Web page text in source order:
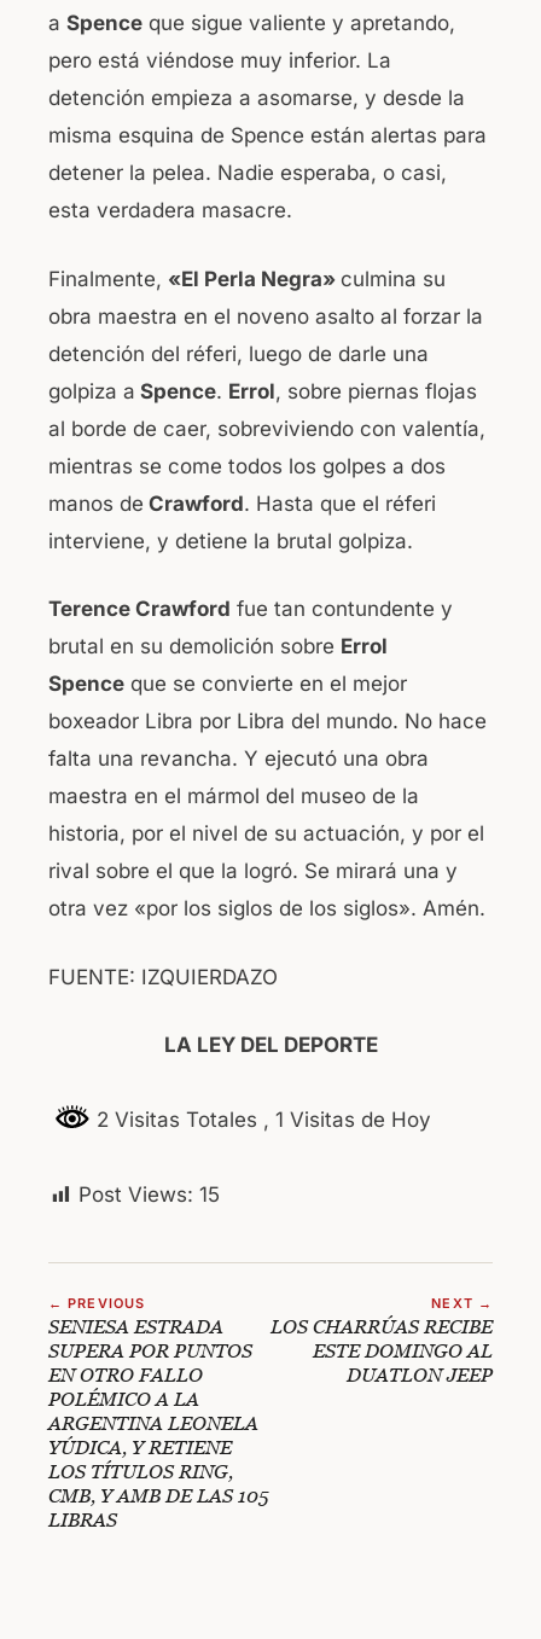
a Spence que sigue valiente y apretando,
pero está viéndose muy inferior. La
detención empieza a asomarse, y desde la
misma esquina de Spence están alertas para
detener la pelea. Nadie esperaba, o casi,
esta verdadera masacre.
Finalmente, «El Perla Negra» culmina su
obra maestra en el noveno asalto al forzar la
detención del réferi, luego de darle una
golpiza a Spence. Errol, sobre piernas flojas
al borde de caer, sobreviviendo con valentía,
mientras se come todos los golpes a dos
manos de Crawford. Hasta que el réferi
interviene, y detiene la brutal golpiza.
Terence Crawford fue tan contundente y
brutal en su demolición sobre Errol
Spence que se convierte en el mejor
boxeador Libra por Libra del mundo. No hace
falta una revancha. Y ejecutó una obra
maestra en el mármol del museo de la
historia, por el nivel de su actuación, y por el
rival sobre el que la logró. Se mirará una y
otra vez «por los siglos de los siglos». Amén.
FUENTE: IZQUIERDAZO
LA LEY DEL DEPORTE
2 Visitas Totales , 1 Visitas de Hoy
Post Views: 15
← PREVIOUS
SENIESA ESTRADA
SUPERA POR PUNTOS
EN OTRO FALLO
POLÉMICO A LA
ARGENTINA LEONELA
YÚDICA, Y RETIENE
LOS TÍTULOS RING,
CMB, Y AMB DE LAS 105
LIBRAS
NEXT →
LOS CHARRÚAS RECIBE
ESTE DOMINGO AL
DUATLON JEEP